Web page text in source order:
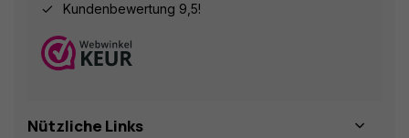
Kundenbewertung 9,5!
Nützliche Links